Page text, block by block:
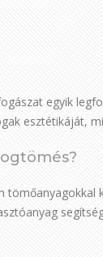
egyik
esztétikáját,